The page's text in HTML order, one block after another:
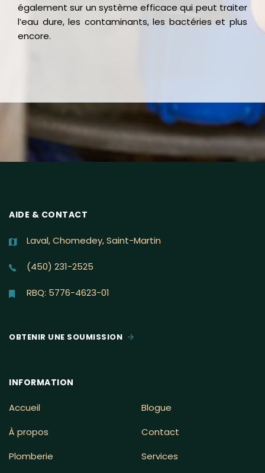
également sur un système efficace qui peut traiter
l’eau dure, les contaminants, les bactéries et plus
encore.
AIDE & CONTACT
Laval, Chomedey, Saint-Martin
(450) 231-2525
RBQ: 5776-4623-01
OBTENIR UNE SOUMISSION
INFORMATION
Accueil
Blogue
À propos
Contact
Plomberie
Services